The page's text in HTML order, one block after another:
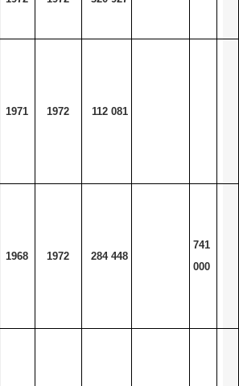
1971 1972 112 081
1968 1972 284 448
741
000